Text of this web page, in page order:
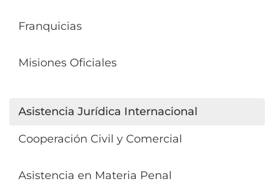
Franquicias
Misiones Oficiales
Asistencia Jurídica Internacional
Cooperación Civil y Comercial
Asistencia en Materia Penal